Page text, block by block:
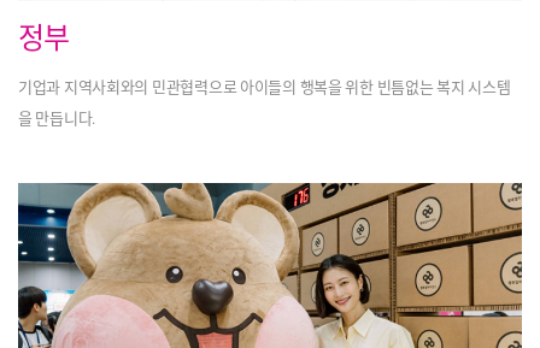
정부
기업과 지역사회와의 민관협력으로아이들의 행복을 위한 빈틈없는복지 시스템
을 만듭니다.